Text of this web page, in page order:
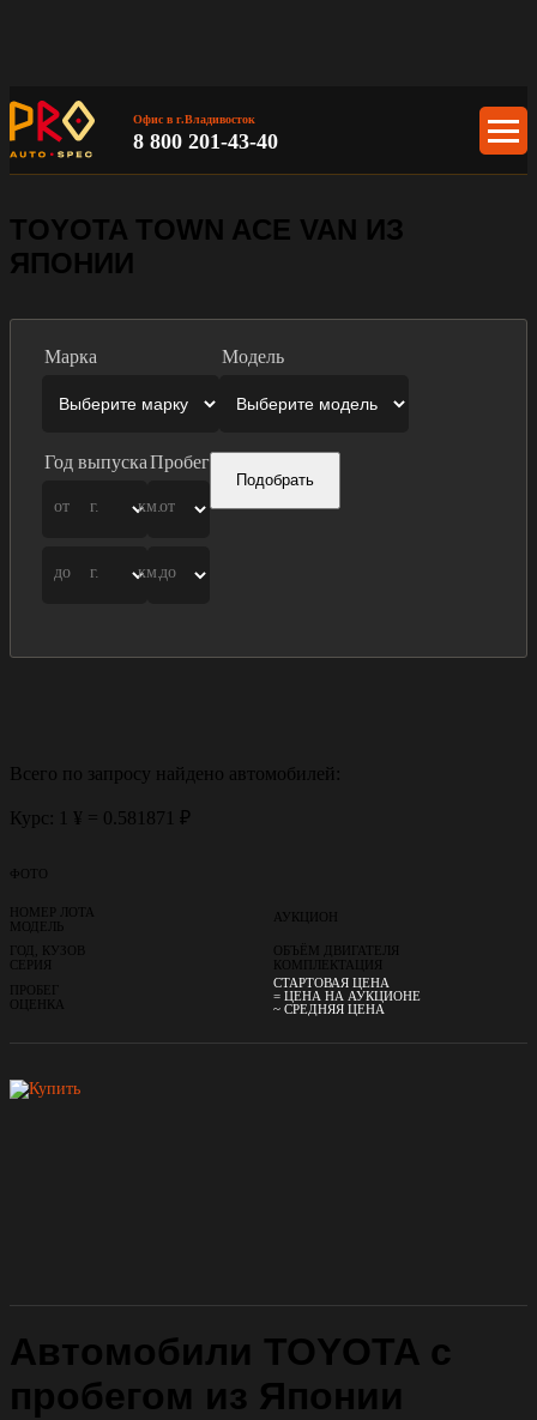
Офис в г.Владивосток
8 800 201-43-40
TOYOTA TOWN ACE VAN ИЗ
ЯПОНИИ
Марка Модель
Год выпуска
от г.
до г.
Пробег
от
км.
до
км.
Подобрать
Всего по запросу найдено автомобилей:
Курс: 1 ¥ = 0.581871 ₽
ФОТО
НОМЕР ЛОТА
МОДЕЛЬ
АУКЦИОН
ГОД, КУЗОВ
СЕРИЯ
ОБЪЁМ ДВИГАТЕЛЯ
КОМПЛЕКТАЦИЯ
ПРОБЕГ
ОЦЕНКА
СТАРТОВАЯ ЦЕНА
= ЦЕНА НА АУКЦИОНЕ
~ СРЕДНЯЯ ЦЕНА
Автомобили TOYOTA с
пробегом из Японии